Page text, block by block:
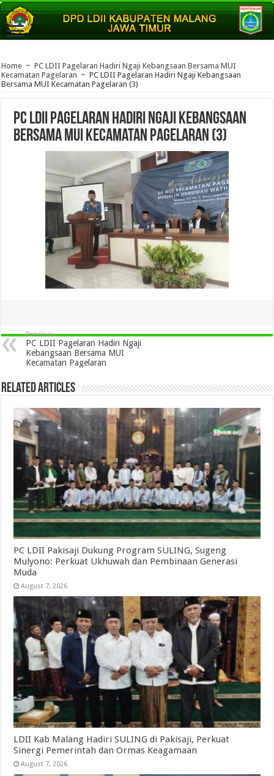
Home ~ PC LDII Pagelaran Hadiri Ngaji Kebangsaan Bersama MUI
Kecamatan Pagelaran ~ PC LDII Pagelaran Hadiri Ngaji Kebangsaan
Bersama MUI Kecamatan Pagelaran (3)
PC LDII Pagelaran Hadiri Ngaji Kebangsaan
Bersama MUI Kecamatan Pagelaran (3)
Previous
PC LDII Pagelaran Hadiri Ngaji
Kebangsaan Bersama MUI
Kecamatan Pagelaran
Related Articles
PC LDII Pakisaji Dukung Program SULING, Sugeng
Mulyono: Perkuat Ukhuwah dan Pembinaan Generasi
Muda
August 7, 2026
LDII Kab Malang Hadiri SULING di Pakisaji, Perkuat
Sinergi Pemerintah dan Ormas Keagamaan
August 7, 2026